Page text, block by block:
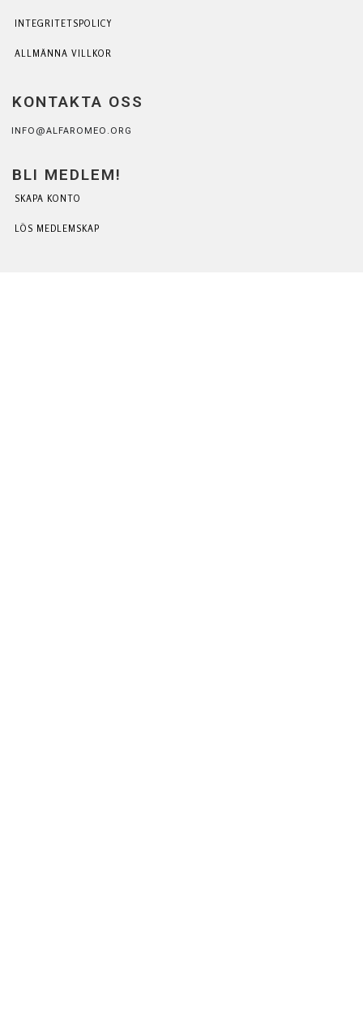
INTEGRITETSPOLICY
ALLMÄNNA VILLKOR
KONTAKTA OSS
INFO@ALFAROMEO.ORG
BLI MEDLEM!
SKAPA KONTO
LÖS MEDLEMSKAP